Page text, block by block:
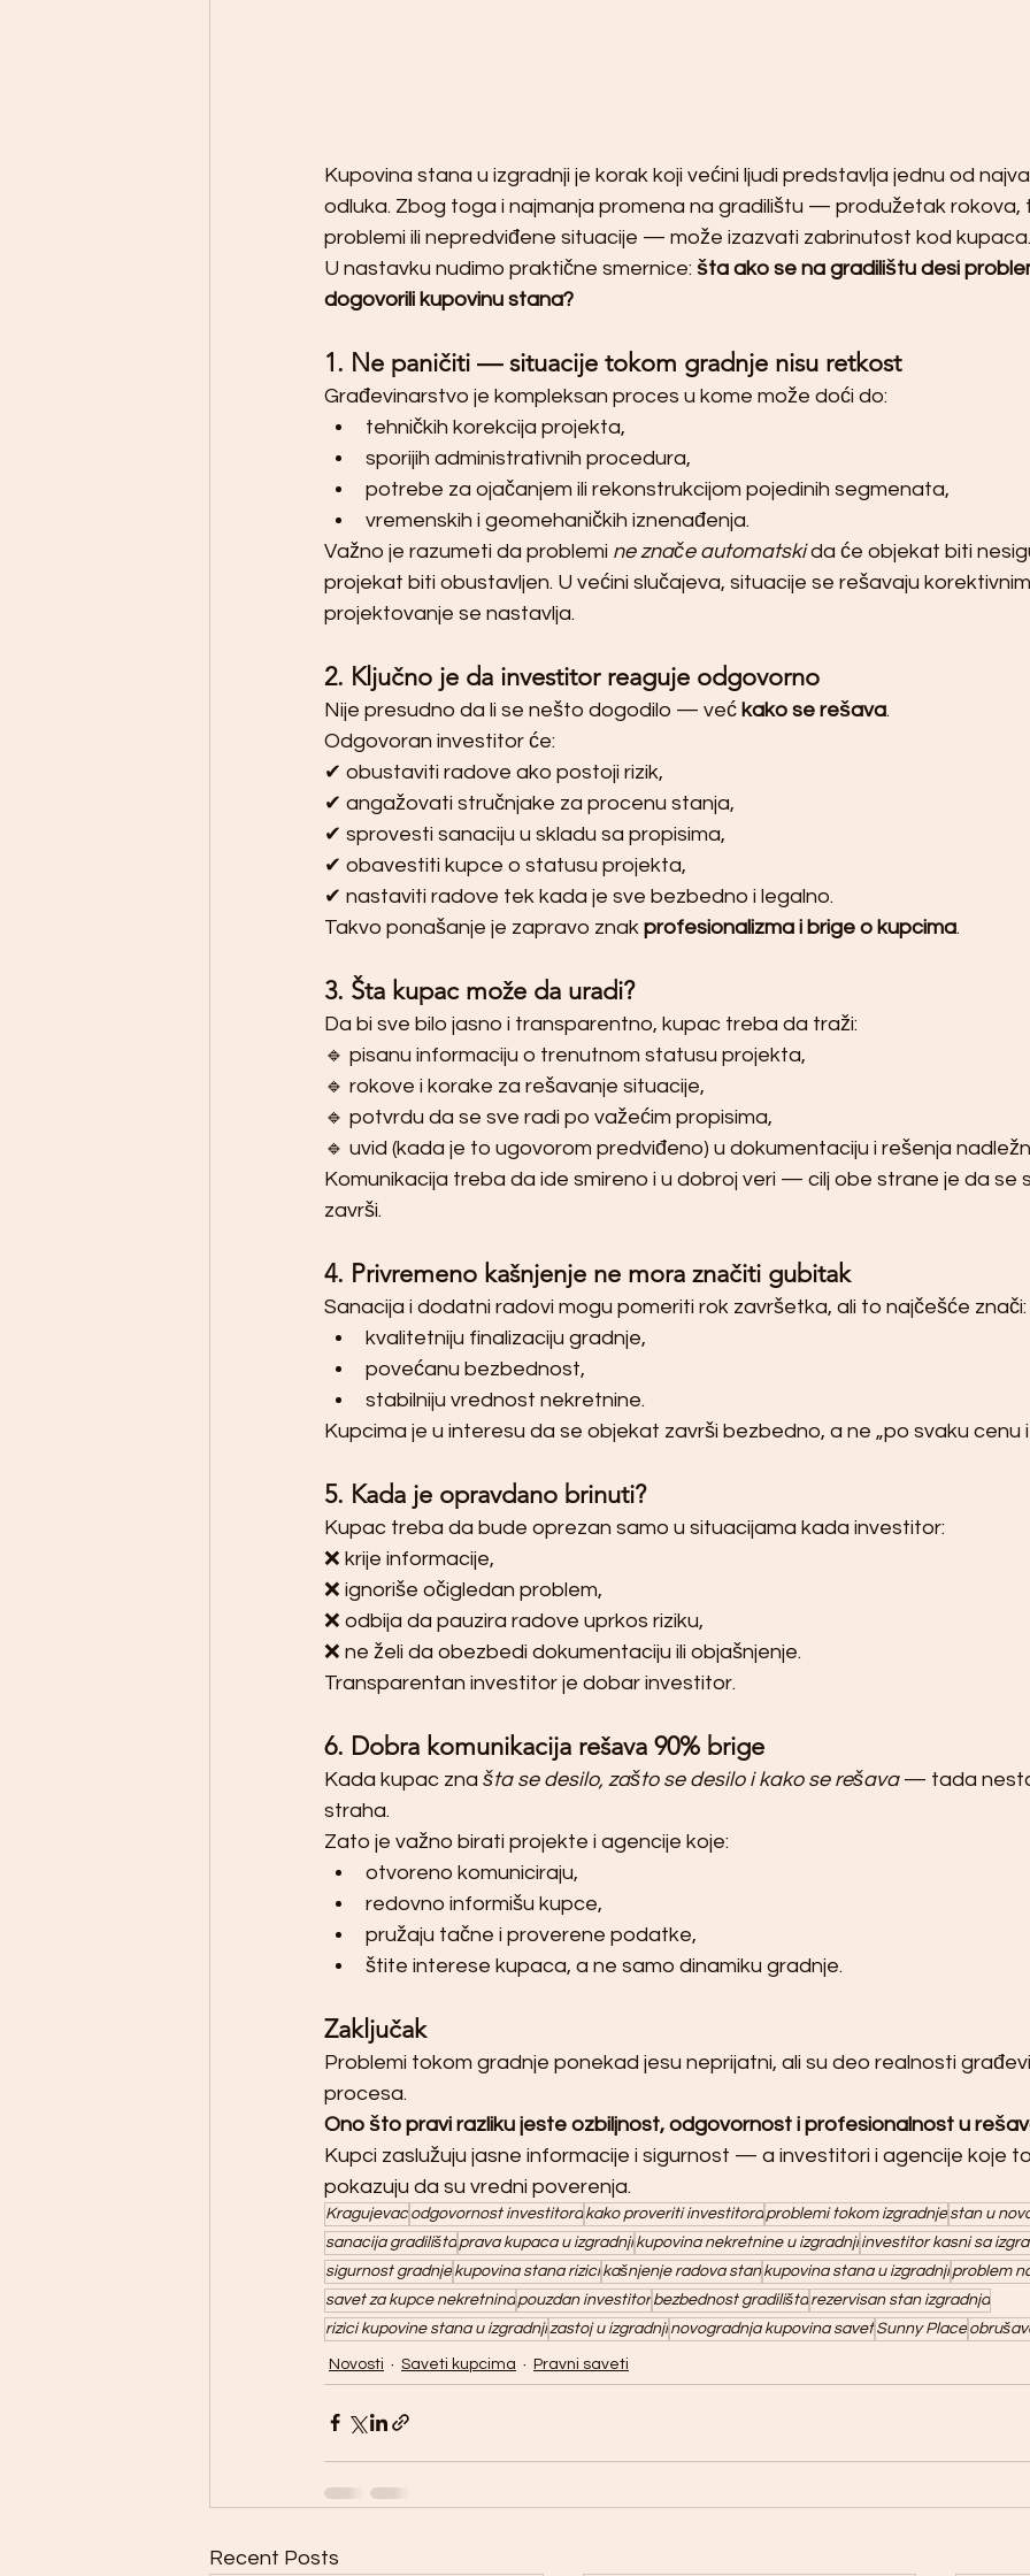
Kupovina stana u izgradnji je korak koji većini ljudi predstavlja jednu od
odluka. Zbog toga i najmanja promena na gradilištu — produžetak rokova,
problemi ili nepredviđene situacije — može izazvati zabrinutost kod kupaca.
U nastavku nudimo praktične smernice: šta ako se na gradilištu desi
dogovorili kupovinu stana?
1. Ne paničiti — situacije tokom gradnje nisu retkost
Građevinarstvo je kompleksan proces u kome može doći do:
tehničkih korekcija projekta,
sporijih administrativnih procedura,
potrebe za ojačanjem ili rekonstrukcijom pojedinih segmenata,
vremenskih i geomehaničkih iznenađenja.
Važno je razumeti da problemi ne znače automatski da će objekat biti
projekat biti obustavljen. U većini slučajeva, situacije se rešavaju
projektovanje se nastavlja.
2. Ključno je da investitor reaguje odgovorno
Nije presudno da li se nešto dogodilo — već kako se rešava.
Odgovoran investitor će:
✔ obustaviti radove ako postoji rizik,
✔ angažovati stručnjake za procenu stanja,
✔ sprovesti sanaciju u skladu sa propisima,
✔ obavestiti kupce o statusu projekta,
✔ nastaviti radove tek kada je sve bezbedno i legalno.
Takvo ponašanje je zapravo znak profesionalizma i brige o kupcima.
3. Šta kupac može da uradi?
Da bi sve bilo jasno i transparentno, kupac treba da traži:
🔹 pisanu informaciju o trenutnom statusu projekta,
🔹 rokove i korake za rešavanje situacije,
🔹 potvrdu da se sve radi po važećim propisima,
🔹 uvid (kada je to ugovorom predviđeno) u dokumentaciju i rešenja
Komunikacija treba da ide smireno i u dobroj veri — cilj obe strane je da se
završi.
4. Privremeno kašnjenje ne mora značiti gubitak
Sanacija i dodatni radovi mogu pomeriti rok završetka, ali to najčešće znači:
kvalitetniju finalizaciju gradnje,
povećanu bezbednost,
stabilniju vrednost nekretnine.
Kupcima je u interesu da se objekat završi bezbedno, a ne „po svaku cenu i
5. Kada je opravdano brinuti?
Kupac treba da bude oprezan samo u situacijama kada investitor:
❌ krije informacije,
❌ ignoriše očigledan problem,
❌ odbija da pauzira radove uprkos riziku,
❌ ne želi da obezbedi dokumentaciju ili objašnjenje.
Transparentan investitor je dobar investitor.
6. Dobra komunikacija rešava 90% brige
Kada kupac zna šta se desilo, zašto se desilo i kako se rešava — tada
straha.
Zato je važno birati projekte i agencije koje:
otvoreno komuniciraju,
redovno informišu kupce,
pružaju tačne i proverene podatke,
štite interese kupaca, a ne samo dinamiku gradnje.
Zaključak
Problemi tokom gradnje ponekad jesu neprijatni, ali su deo realnosti
procesa.
Ono što pravi razliku jeste ozbiljnost, odgovornost i profesionalnost u
Kupci zaslužuju jasne informacije i sigurnost — a investitori i agencije koje
pokazuju da su vredni poverenja.
Kragujevac odgovornost investitora kako proveriti investitora problemi tokom izgradnje stan u
sanacija gradilišta prava kupaca u izgradnji kupovina nekretnine u izgradnji investitor kasni sa
sigurnost gradnje kupovina stana rizici kašnjenje radova stan kupovina stana u izgradnji problem
savet za kupce nekretnina pouzdan investitor bezbednost gradilišta rezervisan stan izgradnja
rizici kupovine stana u izgradnjizastoj u izgradnji novogradnja kupovina savet Sunny Place
Novosti Saveti kupcima Pravni saveti
Recent Posts